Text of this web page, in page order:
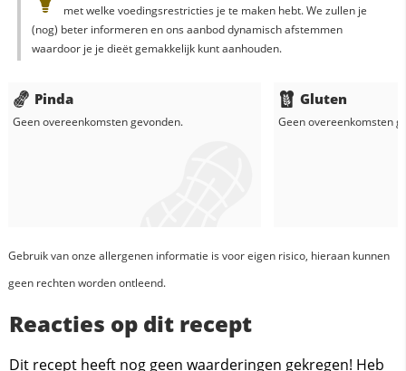
met welke voedingsrestricties je te maken hebt. We zullen je
(nog) beter informeren en ons aanbod dynamisch afstemmen
waardoor je je dieët gemakkelijk kunt aanhouden.
Pinda
Geen overeenkomsten gevonden.
Gluten
Geen overeenkomsten
Gebruik van onze allergenen informatie is voor eigen risico, hieraan kunnen
geen rechten worden ontleend.
Reacties op dit recept
Dit recept heeft nog geen waarderingen gekregen! Heb